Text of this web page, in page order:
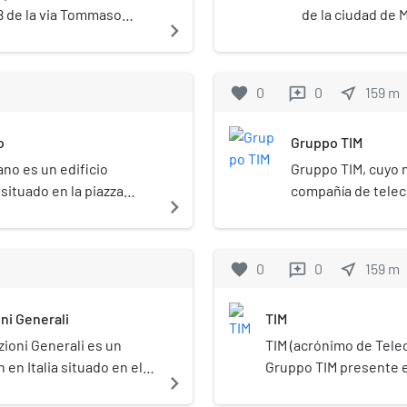
de la via Tommaso
navigate_next
es un edificio
en la piazza
navigate_next
Generali
Generali es un
Italia situado en el 2
navigate_next
de la ciudad de
histórica y
Barclays.
sede en el
favorite 0 reviews 0 near_me 159 m
Gruppo TIM
Gruppo TIM, cuyo
compañía de
diversas
l'Esercizio
Italia y Brasil bajo
América Móvil y
favorite 0 reviews 0 near_me 159 m
TIM
TIM (acrónimo de
Gruppo TIM presente